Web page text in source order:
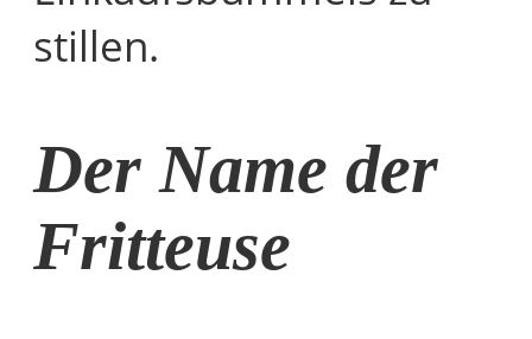
stillen.
Der Name der
Fritteuse